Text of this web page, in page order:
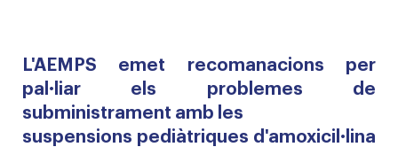
L'AEMPS emet recomanacions per
pal·liar els problemes de
subministrament amb les
suspensions pediàtriques d'amoxicil·lina